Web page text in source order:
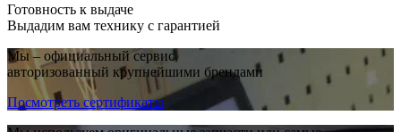
Готовность к выдаче
Выдадим вам технику с гарантией
Мы – официальный сервис,
авторизованный крупнейшими брендами
Посмотреть сертификаты